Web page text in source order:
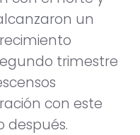
un
trimestre
con este
después.